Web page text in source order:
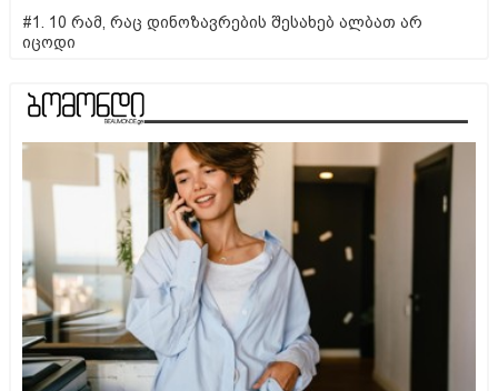
#1. 10 რამ, რაც დინოზავრების შესახებ ალბათ არ
იცოდი